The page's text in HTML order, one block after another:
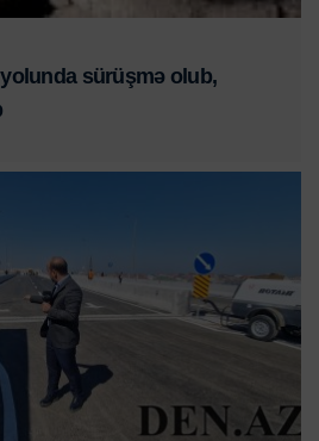
yolunda sürüşmə olub,